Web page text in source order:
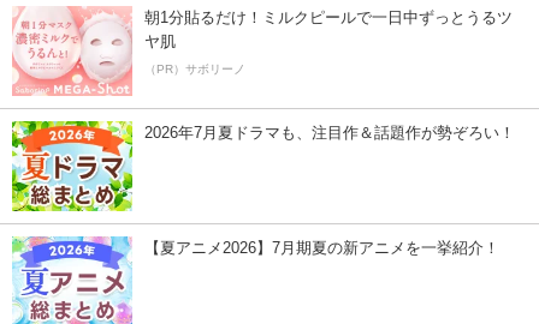
朝1分貼るだけ！ミルクピールで一日中ずっとうるツ
ヤ肌
（PR）サボリーノ
2026年7月夏ドラマも、注目作＆話題作が勢ぞろい！
【夏アニメ2026】7月期夏の新アニメを一挙紹介！